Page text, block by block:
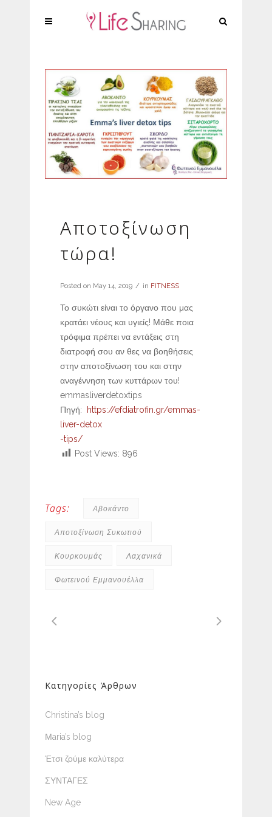
Αποτοξίνωση
τώρα!
Posted on May 14, 2019 in FITNESS
Το συκώτι είναι το όργανο που μας
κρατάει νέους και υγιείς! Μάθε ποια
τρόφιμα πρέπει να εντάξεις στη
διατροφή σου αν θες να βοηθήσεις
στην αποτοξίνωση του και στην
αναγέννηση των κυττάρων του!
emmasliverdetoxtips
Πηγή:
https://efdiatrofin.gr/emmas-
liver-detox
-tips/
Post Views: 896
Tags: Αβοκάντο
Αποτοξίνωση Συκωτιού
Κουρκουμάς Λαχανικά
Φωτεινού Εμμανουέλλα
Κατηγορίες Άρθρων
Christina’s blog
Μaria’s blog
Έτσι ζούμε καλύτερα
ΣΥΝΤΑΓΕΣ
New Age